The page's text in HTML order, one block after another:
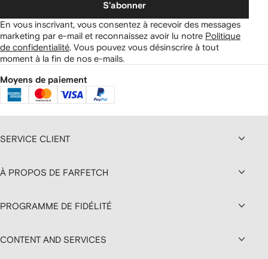
S'abonner
En vous inscrivant, vous consentez à recevoir des messages
marketing par e-mail et reconnaissez avoir lu notre Politique
de confidentialité. Vous pouvez vous désinscrire à tout
moment à la fin de nos e-mails.
Moyens de paiement
SERVICE CLIENT
À PROPOS DE FARFETCH
PROGRAMME DE FIDÉLITÉ
CONTENT AND SERVICES